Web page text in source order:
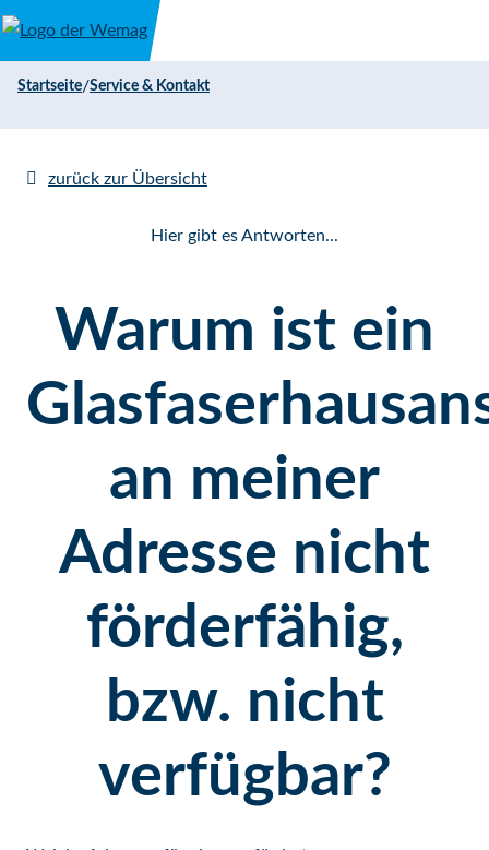
Direkt zum Inhalt
Startseite/Service & Kontakt
zurück zur Übersicht
Hier gibt es Antworten...
Warum ist ein
an meiner
Adresse nicht
förderfähig,
bzw. nicht
verfügbar?